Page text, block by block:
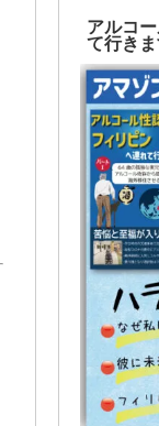
アルコ
て行き